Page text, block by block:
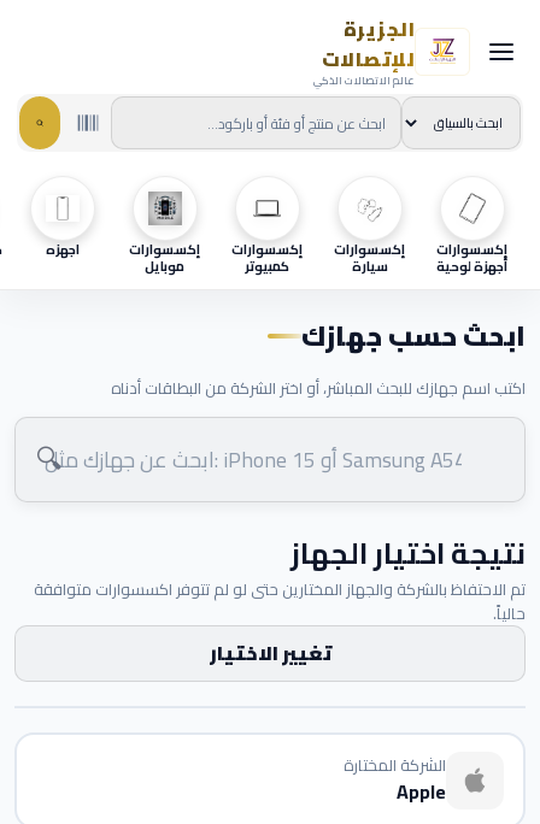
الجزيرة
للإتصالات
عالم الاتصالات الذكي
إكسسوارات
أجهزة لوحية
إكسسوارات
سيارة
إكسسوارات
كمبيوتر
إكسسوارات
موبايل
اجهزه
ابحث حسب جهازك
اكتب اسم جهازك للبحث المباشر، أو اختر الشركة من البطاقات أدناه
🔍
نتيجة اختيار الجهاز
تم الاحتفاظ بالشركة والجهاز المختارين حتى لو لم تتوفر اكسسوارات متوافقة
حالياً.
تغيير الاختيار
الشركة المختارة
Apple